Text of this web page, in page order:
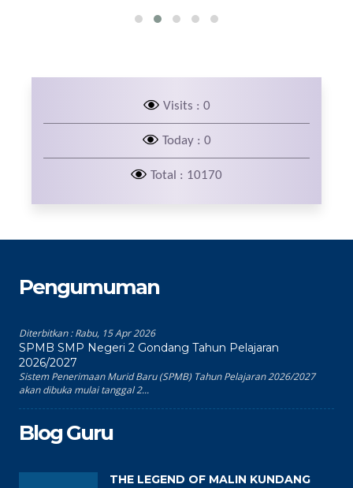
Visits : 0
Today : 0
Total : 10170
Pengumuman
Diterbitkan :Rabu, 15 Apr 2026
SPMB SMP Negeri 2 Gondang Tahun Pelajaran
2026/2027
Sistem Penerimaan Murid Baru (SPMB) Tahun Pelajaran 2026/2027
akan dibuka mulai tanggal 2...
Blog Guru
THE LEGEND OF MALIN KUNDANG